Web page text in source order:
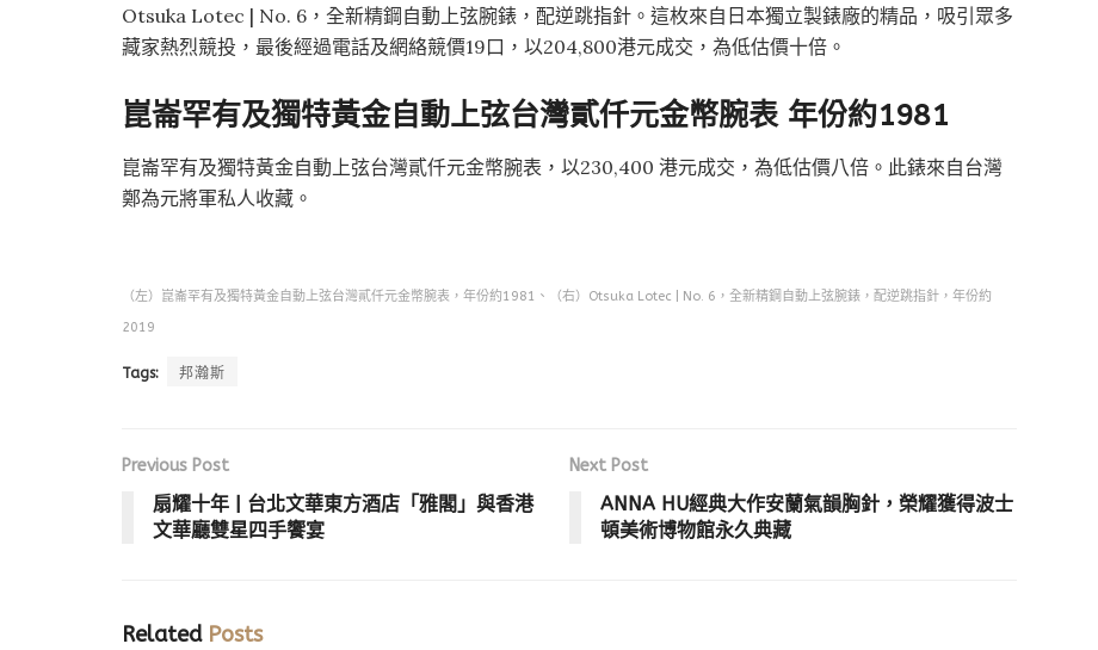
Otsuka Lotec | No. 6，全新精鋼自動上弦腕錶，配逆跳指針。這枚來自日本獨立製錶廠的精品，吸引眾多
藏家熱烈競投，最後經過電話及網絡競價19口，以204,800港元成交，為低估價十倍。
崑崙罕有及獨特黃金自動上弦台灣貳仟元金幣腕表 年份約1981
崑崙罕有及獨特黃金自動上弦台灣貳仟元金幣腕表，以230,400 港元成交，為低估價八倍。此錶來自台灣
鄭為元將軍私人收藏。
（左）崑崙罕有及獨特黃金自動上弦台灣貳仟元金幣腕表，年份約1981、（右）Otsuka Lotec | No. 6，全新精鋼自動上弦腕錶，配逆跳指針，年份約
2019
Tags: 邦瀚斯
Previous Post
扇耀十年 | 台北文華東方酒店「雅閣」與香港
文華廳雙星四手饗宴
Next Post
ANNA HU經典大作安蘭氣韻胸針，榮耀獲得波士
頓美術博物館永久典藏
RelatedPosts